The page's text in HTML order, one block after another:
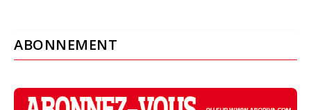
ABONNEMENT